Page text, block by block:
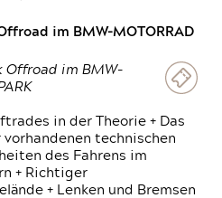
im BMW-MOTORRAD
Offroad im BMW-
in der Theorie + Das
technischen
des Fahrens im
+ Richtiger
+ Lenken und Bremsen